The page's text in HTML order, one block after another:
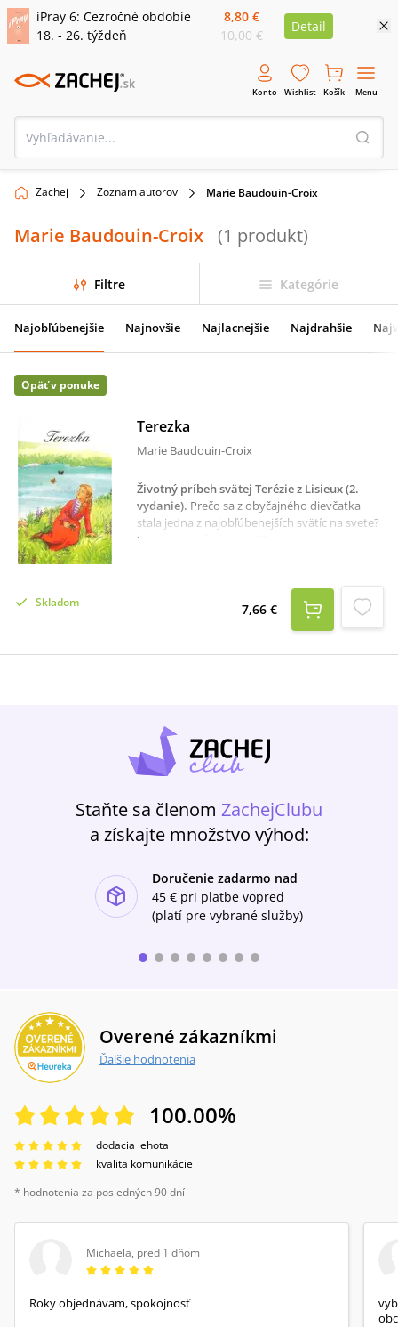
iPray 6: Cezročné obdobie
18. - 26. týždeň
8,80 €
10,00 €
Detail
Konto Wishlist Košík Menu
Zachej Zoznam autorov Marie Baudouin-Croix
Marie Baudouin-Croix (1 produkt)
Filtre Kategórie
Najobľúbenejšie Najnovšie Najlacnejšie Najdrahšie
Opäť v ponuke
Terezka
Marie Baudouin-Croix
Životný príbeh svätej Terézie z Lisieux (2.
vydanie). Prečo sa z obyčajného dievčatka
stala jedna z najobľúbenejších svätíc na svete?
Spoznajte príbeh malej Terezky, dieťaťa s
kniha približuje deťom život svätej Terézie z
Lisieux od jej bezstarostného detstva cez
rodinné radosti i skúšky až po cestu do
objavia dievča plné dôvery, radosti a
láskou.Príbeh malej Terezky povzbudzuje deti,
aby aj ony nachádzali cestu k Bohu v
jednoduchosti, dobrote a dôvere. Vďaka
pútavému rozprávaniu a krásnym ilustráciám
sprievodkyňou na ceste viery.Ilustrovaný
životopis pre deti od autorky Marie Baudouin-
Croix prináša nadčasové posolstvo „malej
čitateľov.
Skladom 7,66 €
Staňte sa členom ZachejClubu
a získajte množstvo výhod:
Doručenie zadarmo nad
45 € pri platbe vopred
(platí pre vybrané služby)
Overené zákazníkmi
Ďalšie hodnotenia
100.00%
dodacia lehota
kvalita komunikácie
* hodnotenia za posledných 90 dní
Michaela, pred 1 dňom
Roky objednávam, spokojnosť